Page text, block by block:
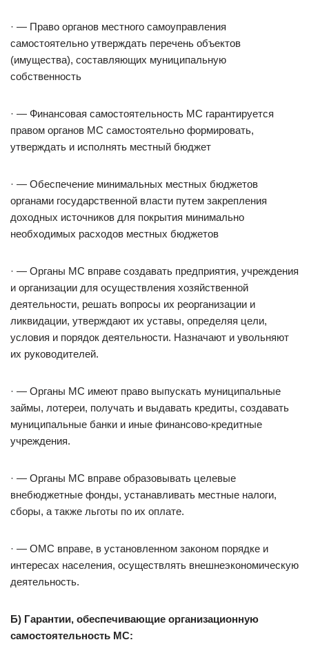
· — Право органов местного самоуправления
самостоятельно утверждать перечень объектов
(имущества), составляющих муниципальную
собственность
· — Финансовая самостоятельность МС гарантируется
правом органов МС самостоятельно формировать,
утверждать и исполнять местный бюджет
· — Обеспечение минимальных местных бюджетов
органами государственной власти путем закрепления
доходных источников для покрытия минимально
необходимых расходов местных бюджетов
· — Органы МС вправе создавать предприятия, учреждения
и организации для осуществления хозяйственной
деятельности, решать вопросы их реорганизации и
ликвидации, утверждают их уставы, определяя цели,
условия и порядок деятельности. Назначают и увольняют
их руководителей.
· — Органы МС имеют право выпускать муниципальные
займы, лотереи, получать и выдавать кредиты, создавать
муниципальные банки и иные финансово-кредитные
учреждения.
· — Органы МС вправе образовывать целевые
внебюджетные фонды, устанавливать местные налоги,
сборы, а также льготы по их оплате.
· — ОМС вправе, в установленном законом порядке и
интересах населения, осуществлять внешнеэкономическую
деятельность.
Б) Гарантии, обеспечивающие организационную
самостоятельность МС: